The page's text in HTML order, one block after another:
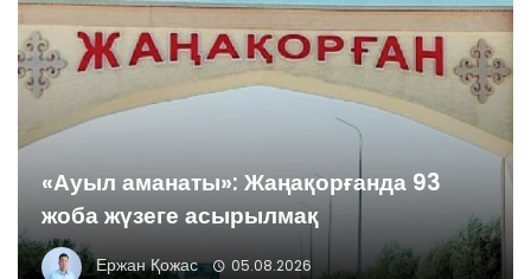
«Ауыл аманаты»: Жаңақорғанда 93
жоба жүзеге асырылмақ
Ержан Қожас 05.08.2026